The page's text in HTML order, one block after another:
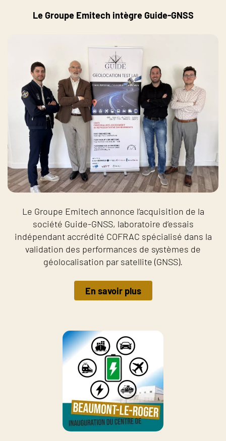
Le Groupe Emitech intègre Guide-GNSS
Le Groupe Emitech annonce l’acquisition de la
société Guide-GNSS, laboratoire d’essais
indépendant accrédité COFRAC spécialisé dans la
validation des performances de systèmes de
géolocalisation par satellite (GNSS).
En savoir plus